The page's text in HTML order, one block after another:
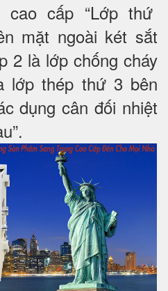
cao cấp “Lớp thứ
mặt ngoài két sắt
2 là lớp chống cháy
lớp thép thứ 3 bên
dụng cân đối nhiệt